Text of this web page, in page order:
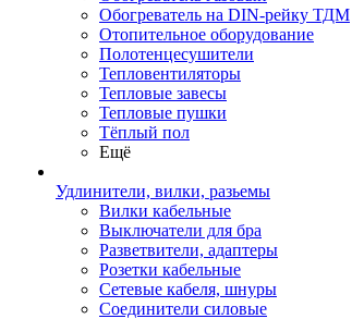
Обогреватель на DIN-рейку ТДМ
Отопительное оборудование
Полотенцесушители
Тепловентиляторы
Тепловые завесы
Тепловые пушки
Тёплый пол
Ещё
Удлинители, вилки, разьемы
Вилки кабельные
Выключатели для бра
Разветвители, адаптеры
Розетки кабельные
Сетевые кабеля, шнуры
Соединители силовые